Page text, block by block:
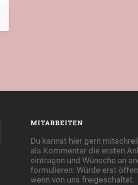
MITARBEITEN
Du kannst hier gern
als Kommentar die ersten
eintragen und Wünsche an
formulieren: Würde erst
wenn von uns freigeschaltet.